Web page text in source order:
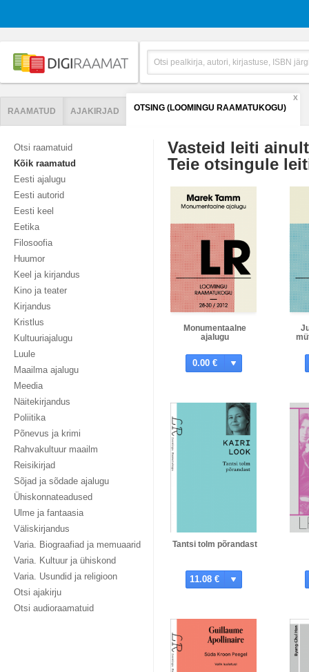
RAAMATUD AJAKIRJAD OTSING (LOOMINGU RAAMATUKOGU)
X
Otsi raamatuid
Kõik raamatud
Eesti ajalugu
Eesti autorid
Eesti keel
Eetika
Filosoofia
Huumor
Keel ja kirjandus
Kino ja teater
Kirjandus
Kristlus
Kultuuriajalugu
Luule
Maailma ajalugu
Meedia
Näitekirjandus
Poliitika
Põnevus ja krimi
Rahvakultuur maailm
Reisikirjad
Sõjad ja sõdade ajalugu
Ühiskonnateadused
Ulme ja fantaasia
Väliskirjandus
Varia. Biograafiad ja memuaarid
Varia. Kultuur ja ühiskond
Varia. Usundid ja religioon
Otsi ajakirju
Otsi audioraamatuid
Vasteid leiti
Teie otsingule
Monumentaalne
ajalugu
0.00 €
Tantsi tolm põrandast
11.08 €